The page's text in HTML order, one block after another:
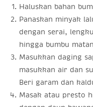
Haluskan bahan
Panaskan minyak
dengan serai,
hingga bumbu
Masukkan daging
masukkan air dan
Beri garam dan
Masak atau presto